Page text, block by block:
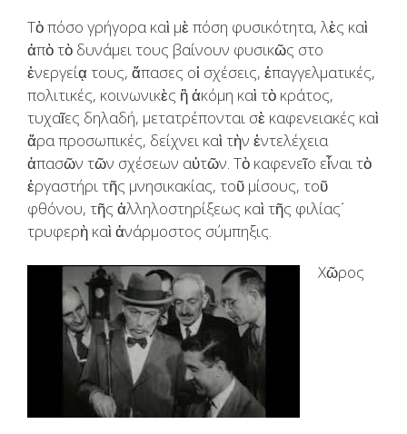
Τὸ πόσο γρήγορα καὶ μὲ πόση φυσικότητα, λὲς καὶ
ἀπὸ τὸ δυνάμει τους βαίνουν φυσικῶς στο
ἐνεργείᾳ τους, ἅπασες οἱ σχέσεις, ἐπαγγελματικές,
πολιτικές, κοινωνικὲς ἢ ἀκόμη καὶ τὸ κράτος,
τυχαῖες δηλαδή, μετατρέπονται σὲ καφενειακές καὶ
ἄρα προσωπικές, δείχνει καὶ τὴν ἐντελέχεια
ἁπασῶν τῶν σχέσεων αὐτῶν. Τὸ καφενεῖο εἶναι τὸ
ἐργαστήρι τῆς μνησικακίας, τοῦ μίσους, τοῦ
φθόνου, τῆς ἀλληλοστηρίξεως καὶ τῆς φιλίας˙
τρυφερὴ καὶ ἀνάρμοστος σύμπηξις.
Χῶρος